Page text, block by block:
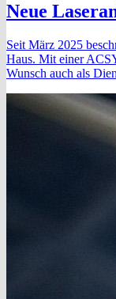
Neue
Seit März 2025
Haus. Mit einer
Wunsch auch als